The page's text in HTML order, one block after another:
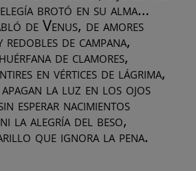
brotó en su alma…
de Venus, de amores
redobles de campana,
huérfana de clamores,
en vértices de lágrima,
la luz en los ojos
esperar nacimientos
ni la alegría del beso,
que ignora la pena.